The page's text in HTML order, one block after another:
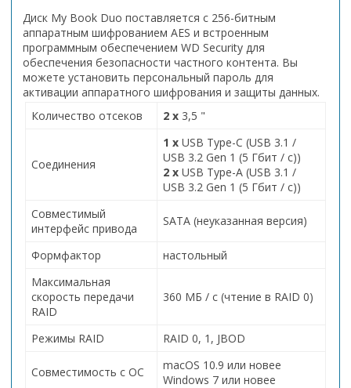
Диск My Book Duo поставляется с 256-битным
аппаратным шифрованием AES и встроенным
программным обеспечением WD Security для
обеспечения безопасности частного контента. Вы
можете установить персональный пароль для
активации аппаратного шифрования и защиты данных.
Количество отсеков
2 х 3,5 "
Соединения
1 x USB Type-C (USB 3.1 /
USB 3.2 Gen 1 (5 Гбит / с))
2 x USB Type-A (USB 3.1 /
USB 3.2 Gen 1 (5 Гбит / с))
Совместимый
интерфейс привода
SATA (неуказанная версия)
Формфактор
настольный
Максимальная
скорость передачи
RAID
360 МБ / с (чтение в RAID 0)
Режимы RAID RAID 0, 1, JBOD
Совместимость с ОС
macOS 10.9 или новее
Windows 7 или новее